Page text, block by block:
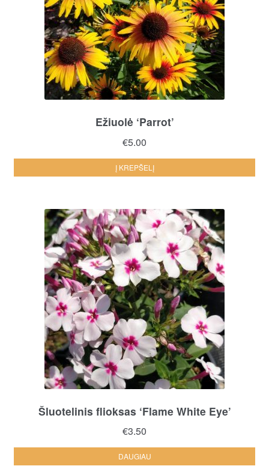
Ežiuolė ‘Parrot’
€5.00
Į KREPŠELĮ
Šluotelinis flioksas ‘Flame White Eye’
€3.50
DAUGIAU